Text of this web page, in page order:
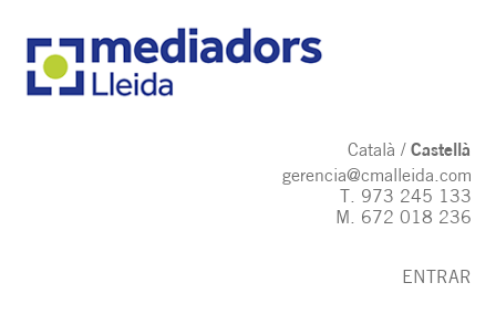
Català
Castellà
gerencia@cmalleida.com
T. 973 245 133
M. 672 018 236
ENTRAR